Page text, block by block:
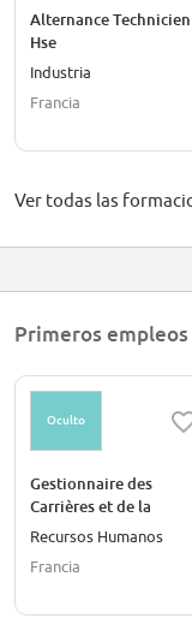
Alternance Technicien
Hse
Industria
Francia
Ver todas las
Primeros
Oculto
Gestionnaire des
Carrières et de la
Mobilité Internationale
Recursos Humanos
Francia